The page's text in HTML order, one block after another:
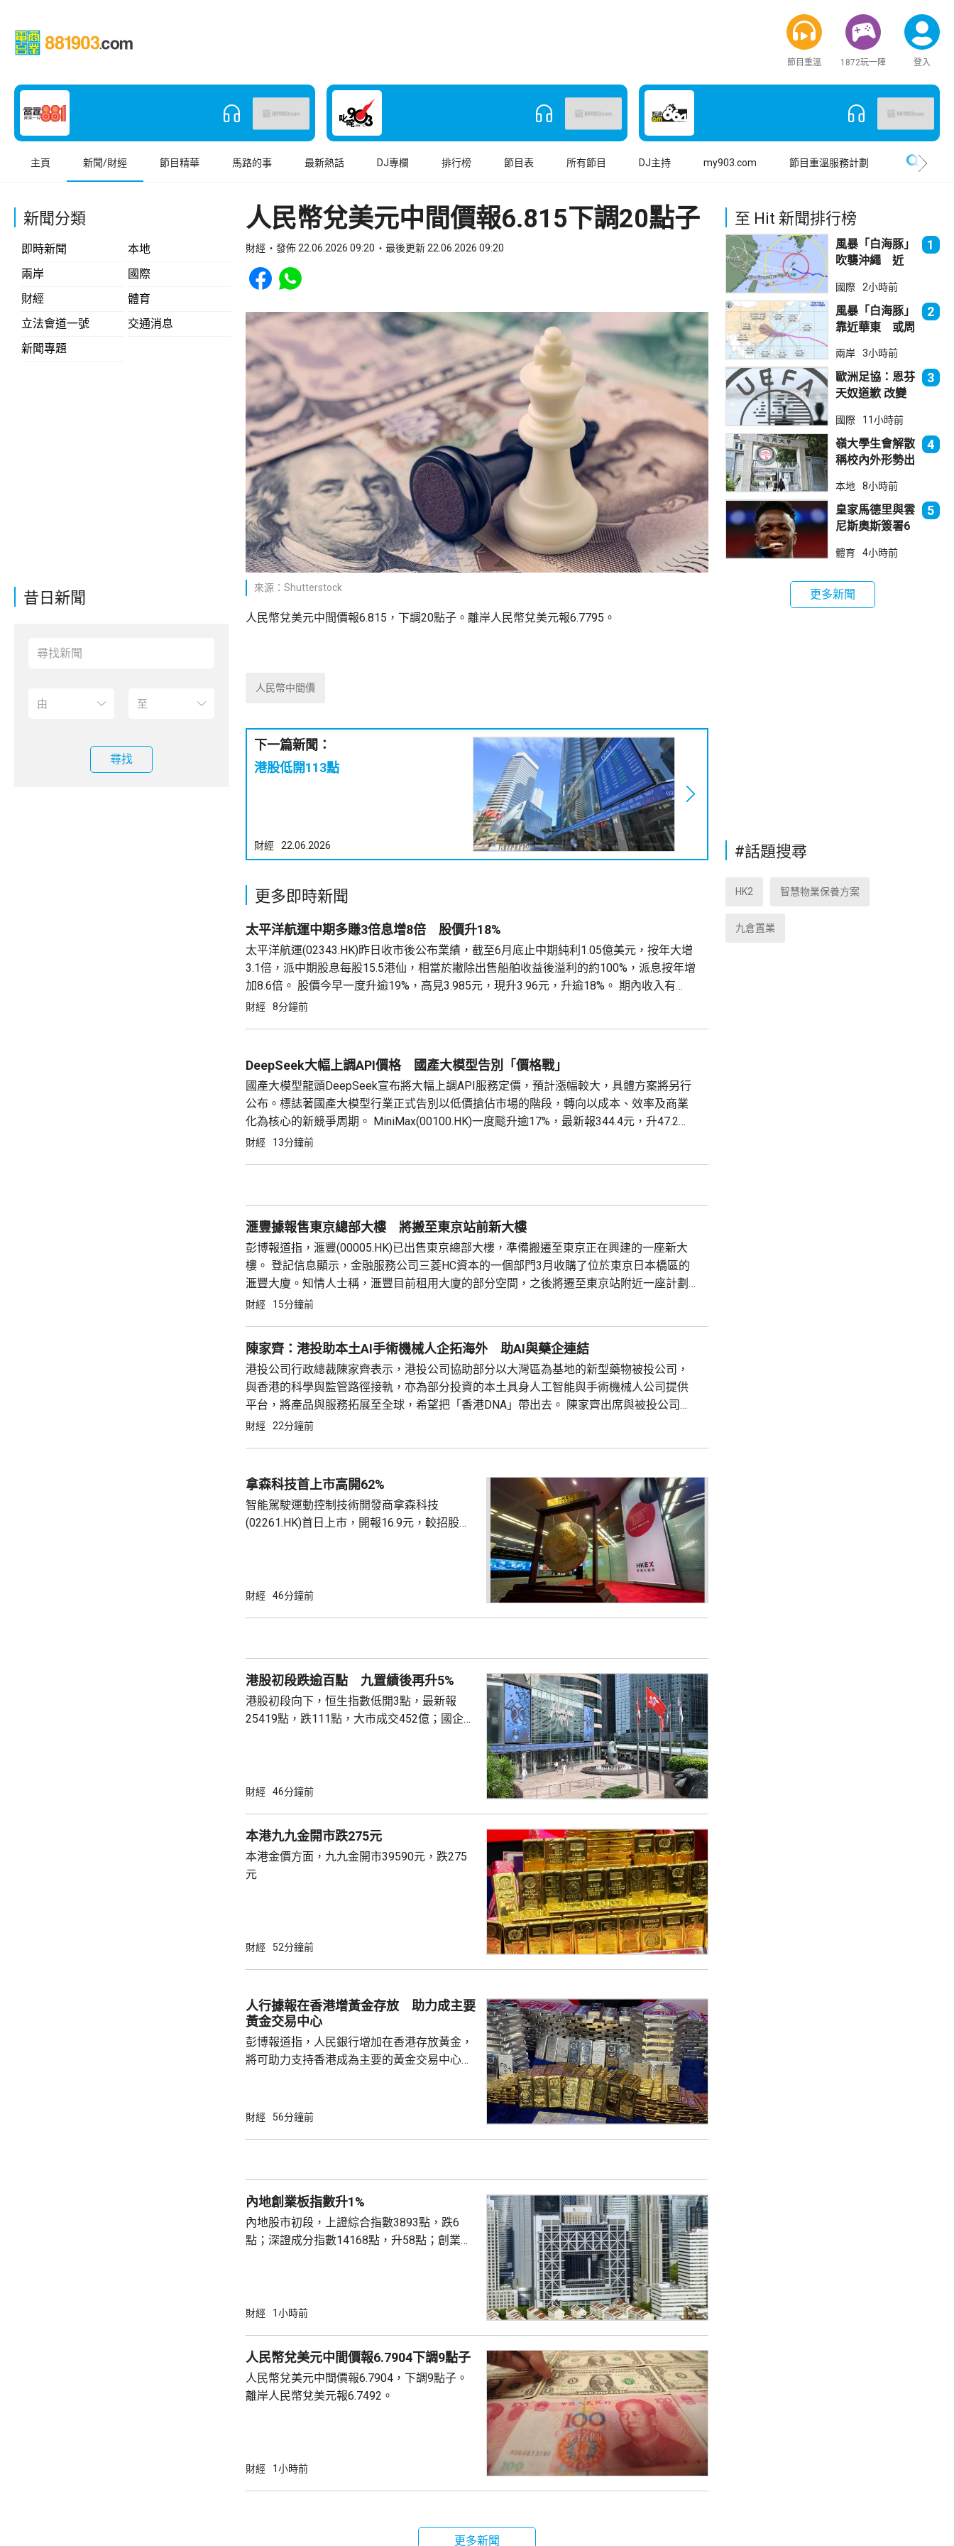
節目重溫 1872玩一陣 登入
主頁 新聞/財經 節目精華 馬路的事 最新熱話 DJ專欄 排行榜 節目表 所有節目 DJ主持 my903.com 節目重溫服務計劃
新聞分類
即時新聞
本地
兩岸
國際
財經
體育
立法會道一號
交通消息
新聞專題
昔日新聞
尋找
人民幣兌美元中間價報6.815下調20點子
財經 發佈 22.06.2026 09:20 最後更新 22.06.2026 09:20
Share to Facebook
Share to WhatsApp
來源：Shutterstock
人民幣兌美元中間價報6.815，下調20點子。離岸人民幣兌美元報6.7795。
人民幣中間價
下一篇新聞：
港股低開113點
財經 22.06.2026
更多即時新聞
太平洋航運中期多賺3倍息增8倍 股價升18%
太平洋航運(02343.HK)昨日收市後公布業績，截至6月底止中期純利1.05億美元，按年大增
3.1倍，派中期股息每股15.5港仙，相當於撇除出售船舶收益後溢利的約100%，派息按年增
加8.6倍。 股價今早一度升逾19%，高見3.985元，現升3.96元，升逾18%。 期內收入有
11.05億美元，按年多8.5%。 行政總裁Martin Fruergaard指，年內乾散貨運市場持續走強，
財經 8分鐘前
DeepSeek大幅上調API價格 國產大模型告別「價格戰」
國產大模型龍頭DeepSeek宣布將大幅上調API服務定價，預計漲幅較大，具體方案將另行
公布。標誌著國產大模型行業正式告別以低價搶佔市場的階段，轉向以成本、效率及商業
化為核心的新競爭周期。 MiniMax(00100.HK)一度颷升逾17%，最新報344.4元，升47.2
元，升近16%；智譜(02513.HK)一度升16%，最新報1236元，升149元，升13%。 分析指，
財經 13分鐘前
滙豐據報售東京總部大樓 將搬至東京站前新大樓
彭博報道指，滙豐(00005.HK)已出售東京總部大樓，準備搬遷至東京正在興建的一座新大
樓。 登記信息顯示，金融服務公司三菱HC資本的一個部門3月收購了位於東京日本橋區的
滙豐大廈。知情人士稱，滙豐目前租用大廈的部分空間，之後將遷至東京站附近一座計劃
2029年竣工的綜合辦公樓。 新辦公大樓位於八重洲地區，是東京車站前一個多功能項目的
財經 15分鐘前
陳家齊：港投助本土AI手術機械人企拓海外 助AI與藥企連結
港投公司行政總裁陳家齊表示，港投公司協助部分以大灣區為基地的新型藥物被投公司，
與香港的科學與監管路徑接軌，亦為部分投資的本土具身人工智能與手術機械人公司提供
平台，將產品與服務拓展至全球，希望把「香港DNA」帶出去。 陳家齊出席與被投公司新
風天域合辦的第二屆全球醫療峰會時表示，港投投資了不少人工智能公司，其中包括大模
財經 22分鐘前
拿森科技首上市高開62%
智能駕駛運動控制技術開發商拿森科技
(02261.HK)首日上市，開報16.9元，較招股價
下限定價。集資所得淨款項約5.33億元，將用
財經 46分鐘前
港股初段跌逾百點 九置績後再升5%
港股初段向下，恒生指數低開3點，最新報
25419點，跌111點，大市成交452億；國企指
元，報159.8元；渣打(02888.HK)跌逾1%，報
股價急升逾13%，今早再升逾6%，...
財經 46分鐘前
本港九九金開市跌275元
本港金價方面，九九金開市39590元，跌275
元
財經 52分鐘前
人行據報在香港增黃金存放 助力成主要
黃金交易中心
彭博報道指，人民銀行增加在香港存放黃金，
將可助力支持香港成為主要的黃金交易中心。
加黃金存儲，預料趨勢持續。人行和外匯管理
黃金轉至香港存放，亦是表明對上月啟動試運
行的黃金清算系統的支持。人行行...
財經 56分鐘前
內地創業板指數升1%
內地股市初段，上證綜合指數3893點，跌6
點；深證成分指數14168點，升58點；創業板
財經 1小時前
人民幣兌美元中間價報6.7904下調9點子
人民幣兌美元中間價報6.7904，下調9點子。
離岸人民幣兌美元報6.7492。
財經 1小時前
更多新聞
至 Hit 新聞排行榜
風暴「白海豚」
吹襲沖繩 近
1
國際 2小時前
風暴「白海豚」
靠近華東 或周
2
兩岸 3小時前
歐洲足協：恩芬
天奴道歉 改變
立場
3
國際 11小時前
嶺大學生會解散
稱校內外形勢出
4
本地 8小時前
皇家馬德里與雲
尼斯奧斯簽署6
5
體育 4小時前
更多新聞
#話題搜尋
HK2 智慧物業保養方案
九倉置業